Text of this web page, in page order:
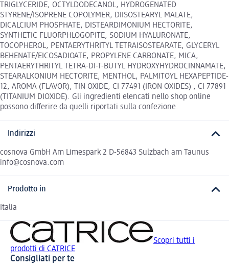
TRIGLYCERIDE, OCTYLDODECANOL, HYDROGENATED
STYRENE/ISOPRENE COPOLYMER, DIISOSTEARYL MALATE,
DICALCIUM PHOSPHATE, DISTEARDIMONIUM HECTORITE,
SYNTHETIC FLUORPHLOGOPITE, SODIUM HYALURONATE,
TOCOPHEROL, PENTAERYTHRITYL TETRAISOSTEARATE, GLYCERYL
BEHENATE/EICOSADIOATE, PROPYLENE CARBONATE, MICA,
PENTAERYTHRITYL TETRA-DI-T-BUTYL HYDROXYHYDROCINNAMATE,
STEARALKONIUM HECTORITE, MENTHOL, PALMITOYL HEXAPEPTIDE-
12, AROMA (FLAVOR), TIN OXIDE, CI 77491 (IRON OXIDES) , CI 77891
(TITANIUM DIOXIDE). Gli ingredienti elencati nello shop online
possono differire da quelli riportati sulla confezione.
Indirizzi
cosnova GmbH Am Limespark 2 D-56843 Sulzbach am Taunus
info@cosnova.com
Prodotto in
Italia
Scopri tutti i
prodotti di CATRICE
Consigliati per te